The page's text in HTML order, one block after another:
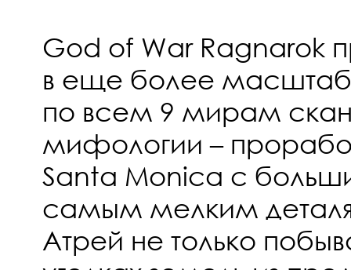
God of War Ragnarok
в еще более
по всем 9 мирам
мифологии –
Santa Monica с
самым мелким
Атрей не только